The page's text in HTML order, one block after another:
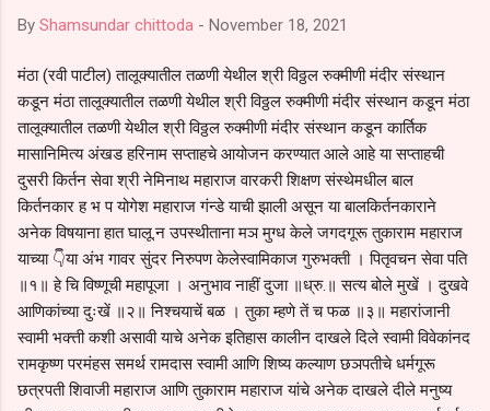
परतूर यांनाही पाठविण्यात आल्या असून प्रशासन याबाबत काय निर्णय घेते, याकडे
By Shamsundar chittoda - November 18, 2021
मंठा (रवी पाटील) तालूक्यातील तळणी येथील श्री विठ्ठल रुक्मीणी मंदीर संस्थान
कडून मंठा तालूक्यातील तळणी येथील श्री विठ्ठल रुक्मीणी मंदीर संस्थान कडून मंठा
तालूक्यातील तळणी येथील श्री विठ्ठल रुक्मीणी मंदीर संस्थान कडून कार्तिक
मासानिमित्य अंखड हरिनाम सप्ताहचे आयोजन करण्यात आले आहे या सप्ताहची
दुसरी किर्तन सेवा श्री नेमिनाथ महाराज वारकरी शिक्षण संस्थेमधील बाल
किर्तनकार ह भ प योगेश महाराज गंन्डे याची झाली असून या बालकिर्तनकाराने
अनेक विषयाना हात घालू.न उपस्थीताना मञ मुग्ध केले जगदगूरू तुकाराम महाराज
याच्या 👇या अंभ गावर सुंदर निरुपण केलेस्वामिकाज गुरुभक्ती । पितृवचन सेवा पति
॥१॥ हे चि विष्णूची महापूजा । अनुभाव नाहीं दुजा ॥ध्रु.॥ सत्य बोले मुखें । दुखवे
आणिकांच्या दुःखें ॥२॥ निश्चयाचें बळ । तुका म्हणे तें च फळ ॥३॥ महारांजानी
स्वामी भक्त्ती कशी असावी याचे अनेक इतिहास कालीन दाखले दिले स्वामी विवेकांनद
रामकृष्ण परमंहस समर्थ रामदास स्वामी आणि शिष्य कल्याण छञपतीचे धर्मगूरू
छत्रपती शिवाजी महाराज आणि तुकाराम महाराज यांचे अनेक दाखले दीले मनुष्य